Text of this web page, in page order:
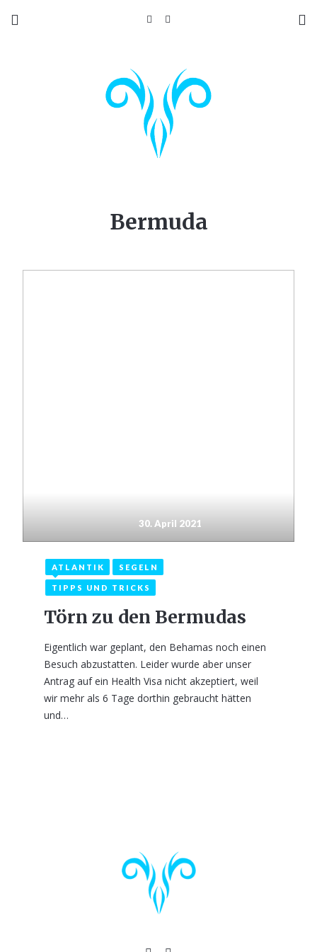
Bermuda
30. April 2021
ATLANTIK SEGELN
TIPPS UND TRICKS
Törn zu den Bermudas
Eigentlich war geplant, den Behamas noch einen
Besuch abzustatten. Leider wurde aber unser
Antrag auf ein Health Visa nicht akzeptiert, weil
wir mehr als 6 Tage dorthin gebraucht hätten
und…